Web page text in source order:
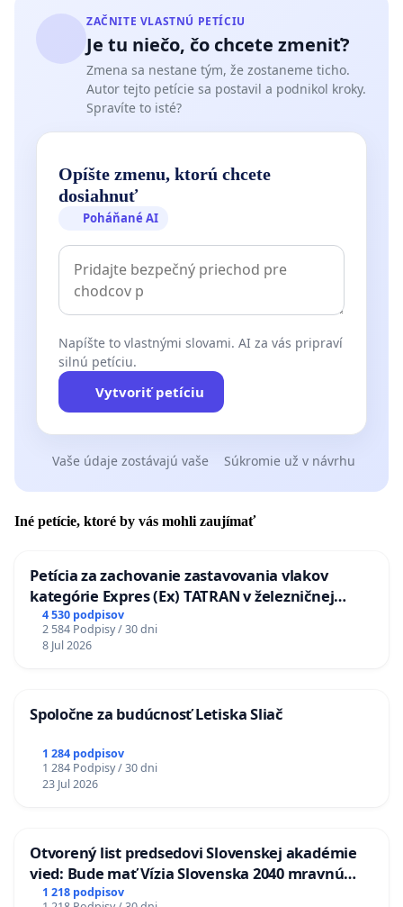
ZAČNITE VLASTNÚ PETÍCIU
Je tu niečo, čo chcete zmeniť?
Zmena sa nestane tým, že zostaneme ticho.
Autor tejto petície sa postavil a podnikol kroky.
Spravíte to isté?
Opíšte zmenu, ktorú chcete
dosiahnuť
Poháňané AI
Napíšte to vlastnými slovami. AI za vás pripraví
silnú petíciu.
Vytvoriť petíciu
Vaše údaje zostávajú vaše Súkromie už v návrhu
Iné petície, ktoré by vás mohli zaujímať
Petícia za zachovanie zastavovania vlakov
kategórie Expres (Ex) TATRAN v železničnej
stanici Púchov
4 530 podpisov
2 584 Podpisy / 30 dni
8 Jul 2026
Spoločne za budúcnosť Letiska Sliač
1 284 podpisov
1 284 Podpisy / 30 dni
23 Jul 2026
Otvorený list predsedovi Slovenskej akadémie
vied: Bude mať Vízia Slovenska 2040 mravnú
chrbticu?
1 218 podpisov